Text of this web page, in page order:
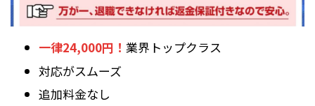
一律24,000円！ 業界トップクラス
対応がスムーズ
追加料金なし